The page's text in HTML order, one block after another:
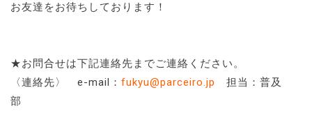
お友達をお待ちしております！
★お問合せは下記連絡先までご連絡ください。
〈連絡先〉 e-mail： fukyu@parceiro.jp
担当：普及
部